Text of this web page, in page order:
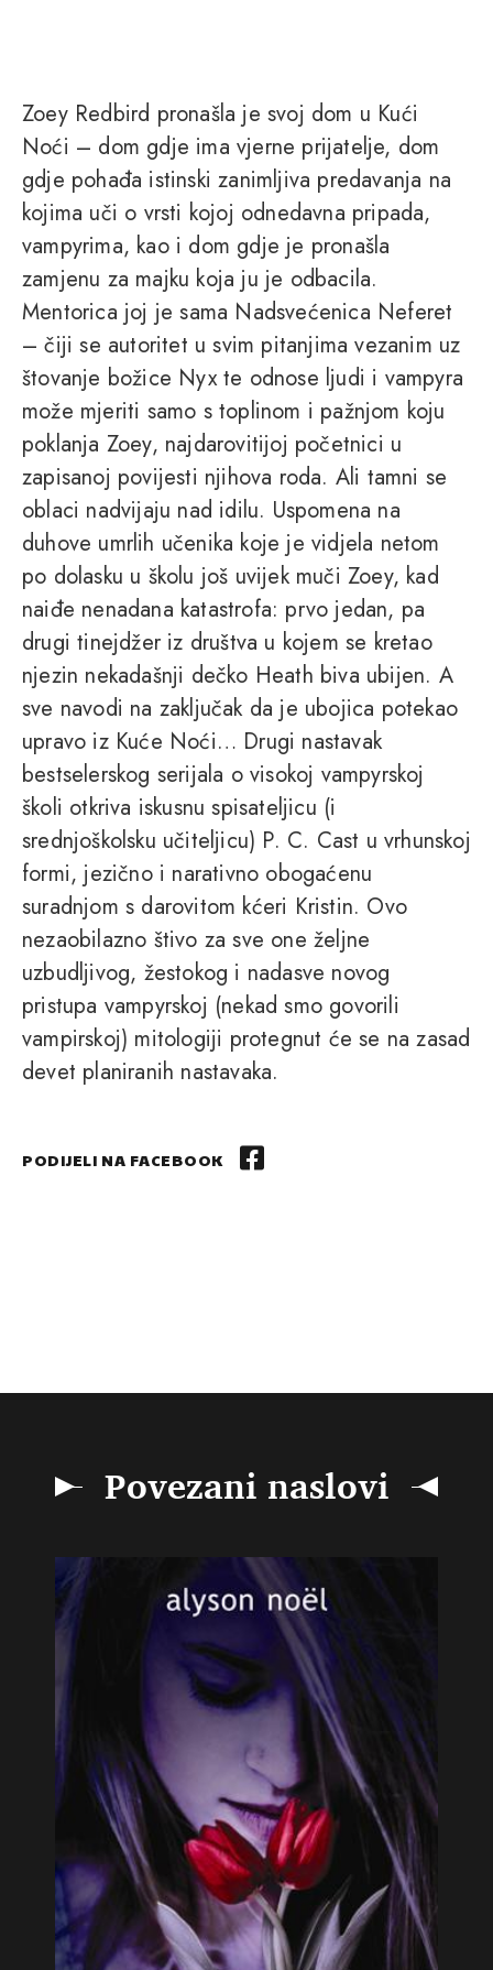
Zoey Redbird pronašla je svoj dom u Kući
Noći – dom gdje ima vjerne prijatelje, dom
gdje pohađa istinski zanimljiva predavanja na
kojima uči o vrsti kojoj odnedavna pripada,
vampyrima, kao i dom gdje je pronašla
zamjenu za majku koja ju je odbacila.
Mentorica joj je sama Nadsvećenica Neferet
– čiji se autoritet u svim pitanjima vezanim uz
štovanje božice Nyx te odnose ljudi i vampyra
može mjeriti samo s toplinom i pažnjom koju
poklanja Zoey, najdarovitijoj početnici u
zapisanoj povijesti njihova roda. Ali tamni se
oblaci nadvijaju nad idilu. Uspomena na
duhove umrlih učenika koje je vidjela netom
po dolasku u školu još uvijek muči Zoey, kad
naiđe nenadana katastrofa: prvo jedan, pa
drugi tinejdžer iz društva u kojem se kretao
njezin nekadašnji dečko Heath biva ubijen. A
sve navodi na zaključak da je ubojica potekao
upravo iz Kuće Noći… Drugi nastavak
bestselerskog serijala o visokoj vampyrskoj
školi otkriva iskusnu spisateljicu (i
srednjoškolsku učiteljicu) P. C. Cast u vrhunskoj
formi, jezično i narativno obogaćenu
suradnjom s darovitom kćeri Kristin. Ovo
nezaobilazno štivo za sve one željne
uzbudljivog, žestokog i nadasve novog
pristupa vampyrskoj (nekad smo govorili
vampirskoj) mitologiji protegnut će se na zasad
devet planiranih nastavaka.
PODIJELI NA FACEBOOK
Povezani naslovi